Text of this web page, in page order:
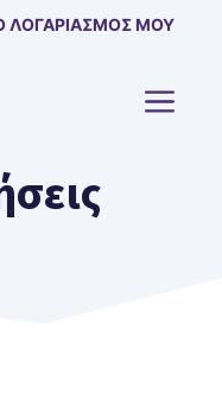
ΛΟΓΑΡΙΑΣΜΌΣ ΜΟΥ